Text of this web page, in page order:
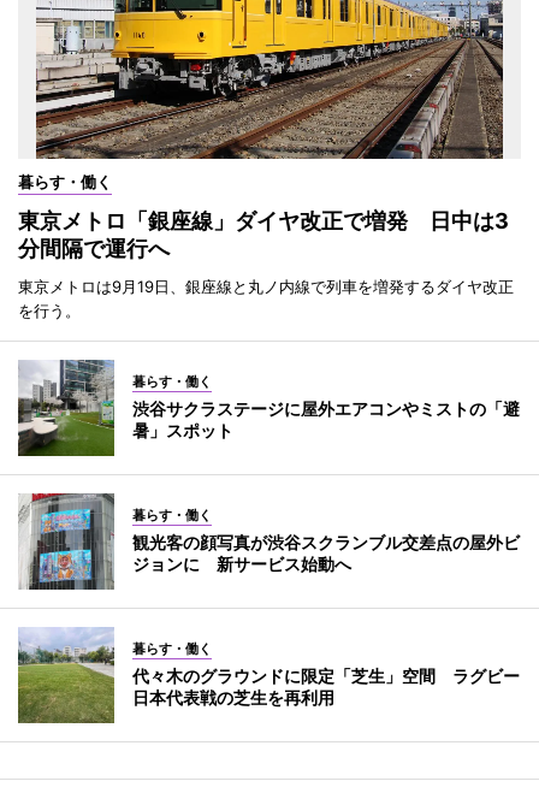
暮らす・働く
東京メトロ「銀座線」ダイヤ改正で増発 日中は3
分間隔で運行へ
東京メトロは9月19日、銀座線と丸ノ内線で列車を増発するダイヤ改正
を行う。
暮らす・働く
渋谷サクラステージに屋外エアコンやミストの「避
暑」スポット
暮らす・働く
観光客の顔写真が渋谷スクランブル交差点の屋外ビ
ジョンに 新サービス始動へ
暮らす・働く
代々木のグラウンドに限定「芝生」空間 ラグビー
日本代表戦の芝生を再利用